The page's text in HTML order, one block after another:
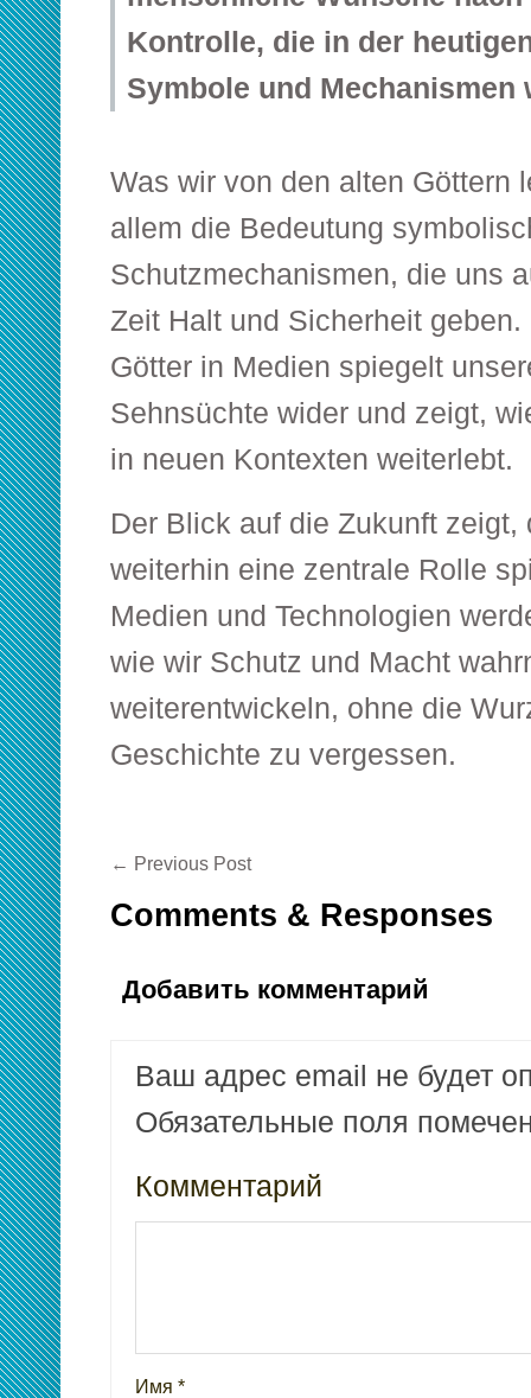
Kontrolle, die in der
Symbole und Mechanismen
Was wir von den alten Göttern
allem die Bedeutung
Schutzmechanismen, die uns
Zeit Halt und Sicherheit
Götter in Medien spiegelt
Sehnsüchte wider und zeigt,
in neuen Kontexten weiterlebt.
Der Blick auf die Zukunft
weiterhin eine zentrale Rolle
Medien und Technologien
wie wir Schutz und Macht
weiterentwickeln, ohne die
Geschichte zu vergessen.
← Previous Post
Comments & Responses
Добавить комментарий
Ваш адрес email не будет
Обязательные поля
Комментарий
Имя *